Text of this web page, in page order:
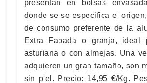
presentan en bolsas
donde se se especifica el
de consumo preferente de la
Extra Fabada o granja, ideal
asturiana o con almejas. Una
adquieren un gran tamaño, son
sin piel. Precio: 14,95 €/Kg.